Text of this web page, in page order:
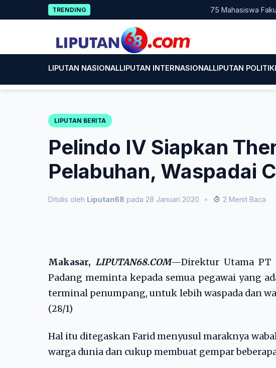
to
TRENDING 75 Mahasiswa
LIPUTAN NASIONALLIPUTAN INTERNASIONALLIPUTAN POLITIK
LIPUTAN BERITA
Pelindo IV Siapkan
Pelabuhan, Waspadai
Ditulis oleh Liputan68 pada 28 Januari 2020 • 2 Menit Baca
Makasar, LIPUTAN68.COM—Direktur Utama PT
Padang meminta kepada semua pegawai yang
terminal penumpang, untuk lebih waspada dan
(28/1)
Hal itu ditegaskan Farid menyusul maraknya
warga dunia dan cukup membuat gempar